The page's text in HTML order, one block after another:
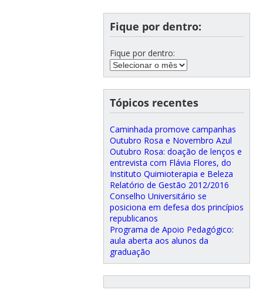
Fique por dentro:
Fique por dentro:
Tópicos recentes
Caminhada promove campanhas
Outubro Rosa e Novembro Azul
Outubro Rosa: doação de lenços e
entrevista com Flávia Flores, do
Instituto Quimioterapia e Beleza
Relatório de Gestão 2012/2016
Conselho Universitário se
posiciona em defesa dos princípios
republicanos
Programa de Apoio Pedagógico:
aula aberta aos alunos da
graduação